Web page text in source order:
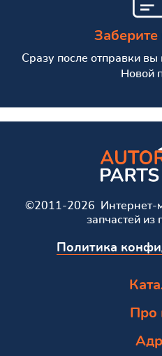
Заберите
Сразу после отправки вы
Новой
©2011-2026 Интернет-
запчастей из
Политика
Про